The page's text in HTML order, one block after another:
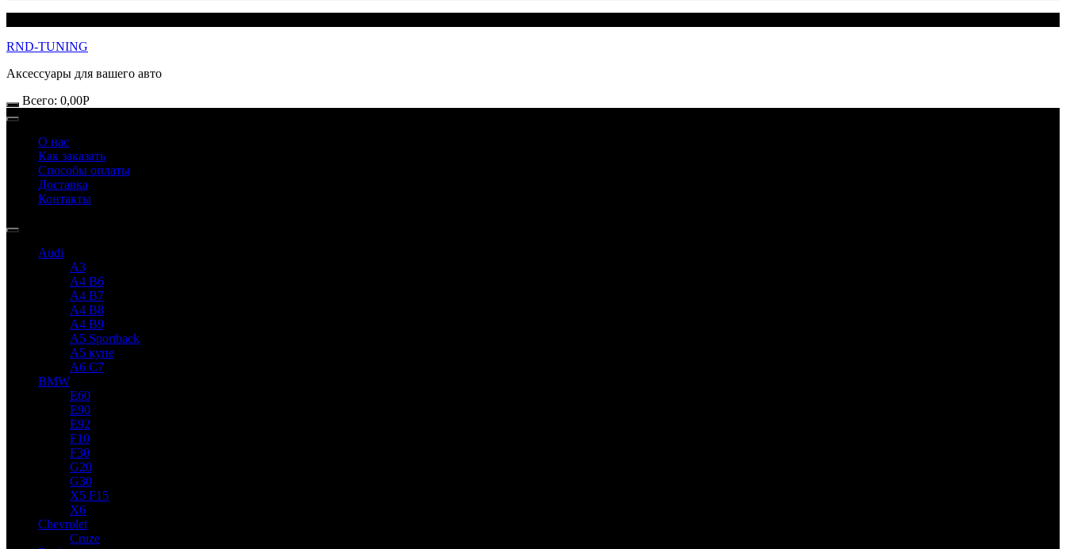
RND-TUNING
Аксессуары для вашего авто
Всего: 0,00Р
О нас
Как заказать
Способы оплаты
Доставка
Контакты
Audi
A3
A4 B6
A4 B7
A4 B8
A4 B9
A5 Sportback
A5 купе
A6 C7
BMW
E60
E90
E92
F10
F30
G20
G30
X5 F15
X6
Chevrolet
Cruze